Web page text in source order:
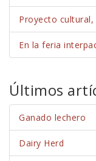
Proyecto cultural,
En la feria
Últimos
Ganado lechero
Dairy Herd